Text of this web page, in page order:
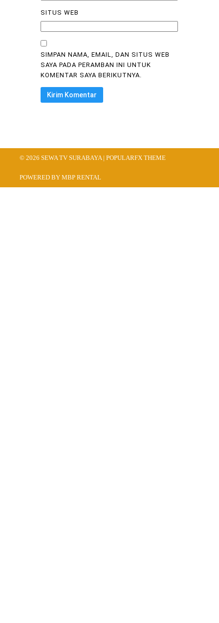
SITUS WEB
SIMPAN NAMA, EMAIL, DAN SITUS WEB
SAYA PADA PERAMBAN INI UNTUK
KOMENTAR SAYA BERIKUTNYA.
© 2026 SEWA TV SURABAYA | POPULARFX THEME
POWERED BY MBP RENTAL